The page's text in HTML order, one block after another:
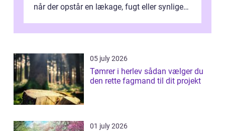
når der opstår en lækage, fugt eller synlige
05 july 2026
Tømrer i herlev sådan vælger du
den rette fagmand til dit projekt
01 july 2026